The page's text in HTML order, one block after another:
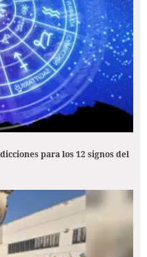
para los 12 signos del